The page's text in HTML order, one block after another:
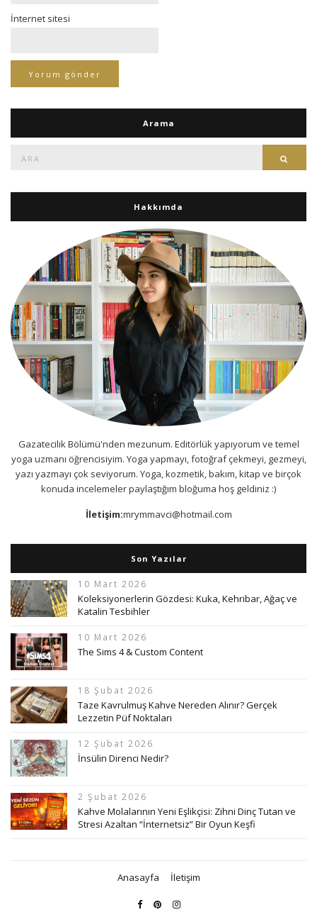
İnternet sitesi
Arama
Hakkımda
Gazatecilik Bölümü'nden mezunum. Editörlük yapıyorum ve temel
yoga uzmanı öğrencisiyim. Yoga yapmayı, fotoğraf çekmeyi, gezmeyi,
yazı yazmayı çok seviyorum. Yoga, kozmetik, bakım, kitap ve birçok
konuda incelemeler paylaştığım bloğuma hoş geldiniz :)
İletişim:mrymmavci@hotmail.com
Son Yazılar
10 Mart 2026
Koleksiyonerlerin Gözdesi: Kuka, Kehribar, Ağaç ve
Katalin Tesbihler
10 Mart 2026
The Sims 4 & Custom Content
18 Şubat 2026
Taze Kavrulmuş Kahve Nereden Alınır? Gerçek
Lezzetin Püf Noktaları
12 Şubat 2026
İnsülin Direnci Nedir?
2 Şubat 2026
Kahve Molalarının Yeni Eşlikçisi: Zihni Dinç Tutan ve
Stresi Azaltan “İnternetsiz” Bir Oyun Keşfi
Anasayfa İletişim